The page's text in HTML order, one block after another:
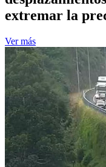
extremar la
Ver más